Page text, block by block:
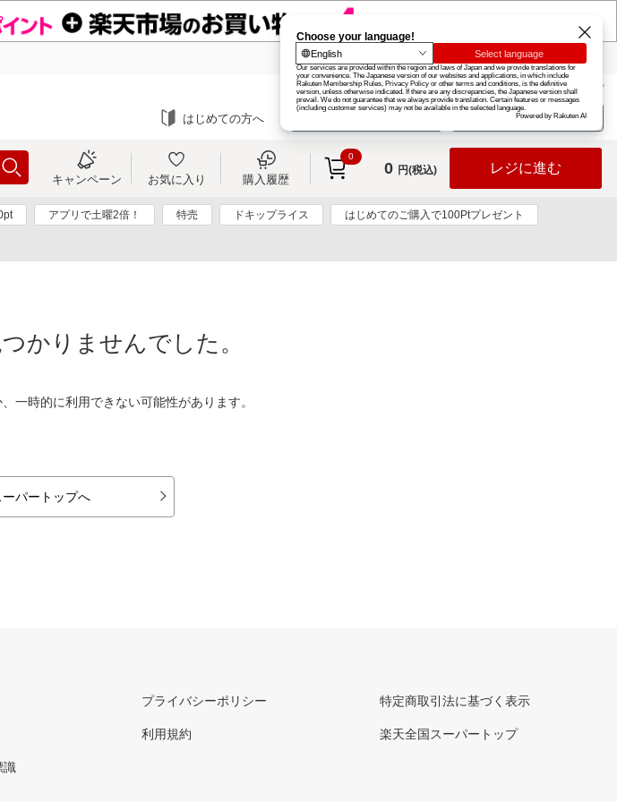
楽天グループ カード
お知らせ ヘルプ
はじめての方へ ログイン
キャンペーン お気に入り 購入履歴
0
0 円(税込) レジに進む
アプリで土曜2倍！ 特売 ドキップライス はじめてのご購入で100Ptプレゼント
かりませんでした。
一時的に利用できない可能性があります。
パートップへ
識
プライバシーポリシー
利用規約
特定商取引法に基づく表示
楽天全国スーパートップ